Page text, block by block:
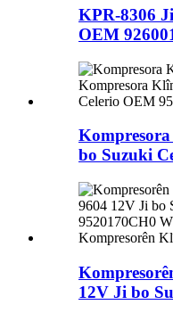
KPR-8306
OEM
bo Suzuki
12V Ji bo